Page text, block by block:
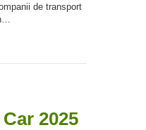
de transport
2025